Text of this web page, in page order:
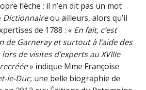
flèche ; il n’en dit pas un mot
Dictionnaireou ailleurs, alors qu’il
de 1788 : « En fait, c’est
de Garneray et surtout à l’aide des
de visites d’experts au XVIIIe
» indique Mme Françoise
le-Duc, une belle biographie de